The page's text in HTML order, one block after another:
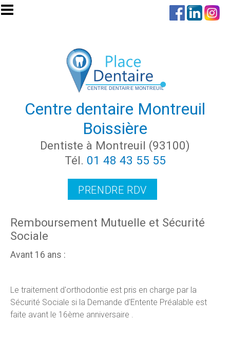
Aller au contenu principal
Centre dentaire Montreuil
Boissière
Dentiste à Montreuil (93100)
Tél. 01 48 43 55 55
PRENDRE RDV
Remboursement Mutuelle et Sécurité
Sociale
Avant 16 ans :
Le traitement d'orthodontie est pris en charge par la
Sécurité Sociale si la Demande d'Entente Préalable est
faite avant le 16ème anniversaire .